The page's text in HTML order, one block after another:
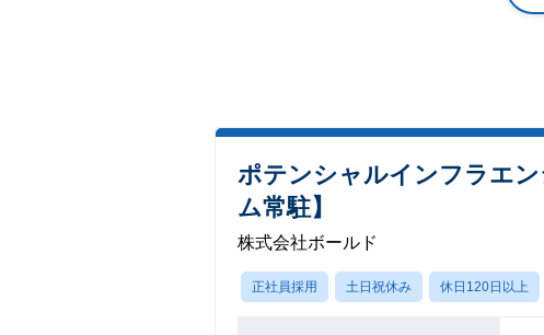
ポテンシャルインフラエ
ム常駐】
株式会社ボールド
正社員採用 土日祝休み 休日120日以上